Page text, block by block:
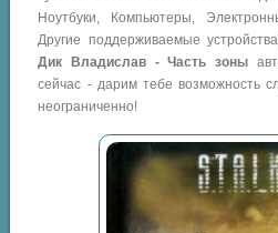
Ноутбуки, Компьютеры,
Другие поддерживаемые
Дик Владислав - Часть зоны
сейчас - дарим тебе возможность
неограниченно!